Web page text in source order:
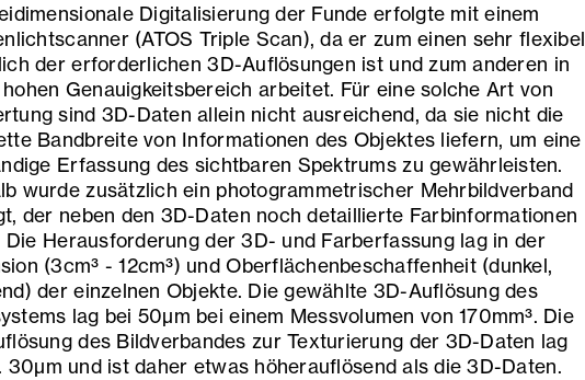
Digitalisierung der Funde erfolgte mit einem
(ATOS Triple Scan), da er zum einen sehr flexibel
der erforderlichen 3D-Auflösungen ist und zum anderen in
Genauigkeitsbereich arbeitet. Für eine solche Art von
sind 3D-Daten allein nicht ausreichend, da sie nicht die
Bandbreite von Informationen des Objektes liefern, um eine
Erfassung des sichtbaren Spektrums zu gewährleisten.
wurde zusätzlich ein photogrammetrischer Mehrbildverband
der neben den 3D-Daten noch detaillierte Farbinformationen
Die Herausforderung der 3D- und Farberfassung lag in der
(3cm³ - 12cm³) und Oberflächenbeschaffenheit (dunkel,
der einzelnen Objekte. Die gewählte 3D-Auflösung des
lag bei 50µm bei einem Messvolumen von 170mm³. Die
des Bildverbandes zur Texturierung der 3D-Daten lag
30µm und ist daher etwas höherauflösend als die 3D-Daten.